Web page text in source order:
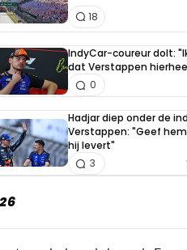
18
IndyCar-coureur dolt:
dat Verstappen
0
Hadjar diep onder de
Verstappen: "Geef
hij levert"
3